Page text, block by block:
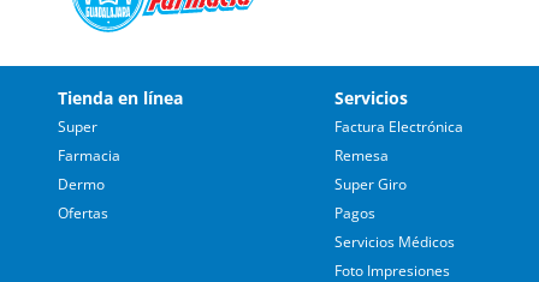
Tienda en línea
Super
Farmacia
Dermo
Ofertas
Servicios
Factura Electrónica
Remesa
Super Giro
Pagos
Servicios Médicos
Foto Impresiones